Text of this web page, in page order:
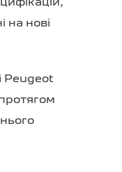
на нові
Peugeot